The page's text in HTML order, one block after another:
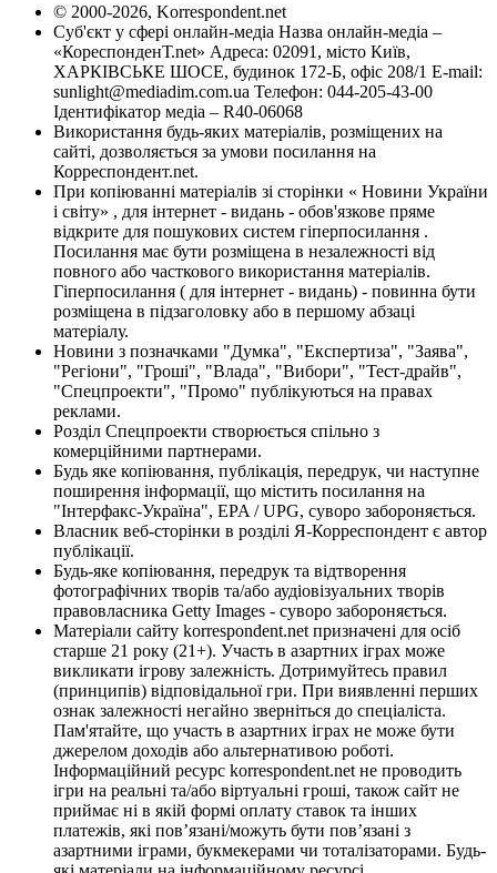
© 2000-2026, Korrespondent.net
Суб'єкт у сфері онлайн-медіа Назва онлайн-медіа –
«КореспонденТ.net» Адреса: 02091, місто Київ,
ХАРКІВСЬКЕ ШОСЕ, будинок 172-Б, офіс 208/1 E-mail:
sunlight@mediadim.com.ua Телефон: 044-205-43-00
Ідентифікатор медіа – R40-06068
Використання будь-яких матеріалів, розміщених на
сайті, дозволяється за умови посилання на
Корреспондент.net.
При копіюванні матеріалів зі сторінки « Новини України
і світу» , для інтернет - видань - обов'язкове пряме
відкрите для пошукових систем гіперпосилання .
Посилання має бути розміщена в незалежності від
повного або часткового використання матеріалів.
Гіперпосилання ( для інтернет - видань) - повинна бути
розміщена в підзаголовку або в першому абзаці
матеріалу.
Новини з позначками "Думка", "Експертиза", "Заява",
"Регіони", "Гроші", "Влада", "Вибори", "Тест-драйв",
"Спецпроекти", "Промо" публікуються на правах
реклами.
Розділ Спецпроекти створюється спільно з
комерційними партнерами.
Будь яке копіювання, публікація, передрук, чи наступне
поширення інформації, що містить посилання на
"Інтерфакс-Україна", EPA / UPG, суворо забороняється.
Власник веб-сторінки в розділі Я-Корреспондент є автор
публікації.
Будь-яке копіювання, передрук та відтворення
фотографічних творів та/або аудіовізуальних творів
правовласника Getty Images - суворо забороняється.
Матеріали сайту korrespondent.net призначені для осіб
старше 21 року (21+). Участь в азартних іграх може
викликати ігрову залежність. Дотримуйтесь правил
(принципів) відповідальної гри. При виявленні перших
ознак залежності негайно зверніться до спеціаліста.
Пам'ятайте, що участь в азартних іграх не може бути
джерелом доходів або альтернативою роботі.
Інформаційний ресурс korrespondent.net не проводить
ігри на реальні та/або віртуальні гроші, також сайт не
приймає ні в якій формі оплату ставок та інших
платежів, які пов’язані/можуть бути пов’язані з
азартними іграми, букмекерами чи тоталізаторами. Будь-